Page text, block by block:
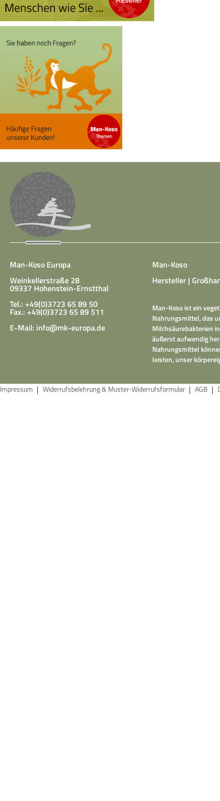
Man-Koso Europa
Weinkellerstraße 28
09337 Hohenstein-Ernstthal
Tel.: +49(0)3723 65 89 50
Fax.: +49(0)3723 65 89 511
E-Mail: info@mk-europa.de
Man-Koso
Hersteller |
Man-Koso ist ein
Nahrungsmittel, das
Milchsäurebakterien
äußerst aufwendig
Nahrungsmittel
leisten, unser
Impressum Widerrufsbelehrung & Muster-Widerrufsformular AGB